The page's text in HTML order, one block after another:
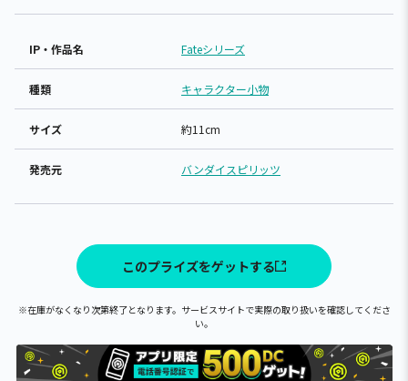
IP・作品名 Fateシリーズ
種類 キャラクター小物
サイズ 約11cm
発売元 バンダイスピリッツ
このプライズをゲットする
※在庫がなくなり次第終了となります。サービスサイトで実際の取り扱いを確認してくださ
い。